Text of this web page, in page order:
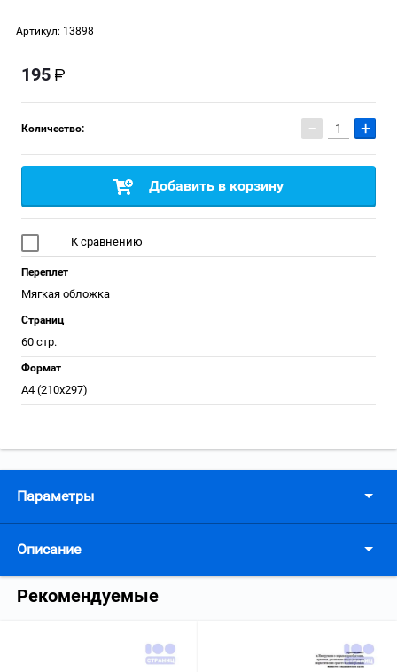
Артикул: 13898
195
Количество: − +
Добавить в корзину
К сравнению
Переплет
Мягкая обложка
Страниц
60 стр.
Формат
А4 (210x297)
Параметры
Описание
Рекомендуемые